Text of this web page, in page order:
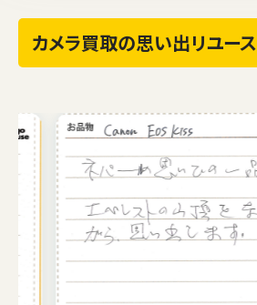
カメラ買取の思い出リユース